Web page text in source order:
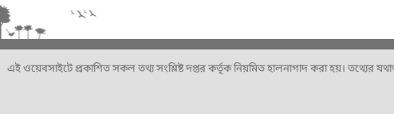
এই ওয়েবসাইটে প্রকাশিত সকল তথ্য সংশ্লিষ্ট দপ্তর কর্তৃক নিয়মিত হালনাগাদ করা হয়। তথ্যের